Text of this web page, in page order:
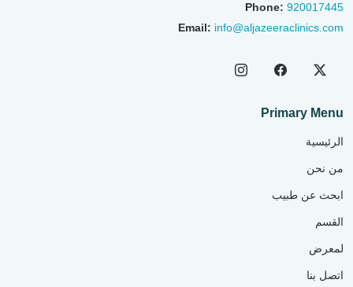
Phone: 920017445
Email: info@aljazeeraclinics.com
Primary Menu
الرئيسية
من نحن
ابحث عن طبيب
القسم
لمعرض
اتصل بنا